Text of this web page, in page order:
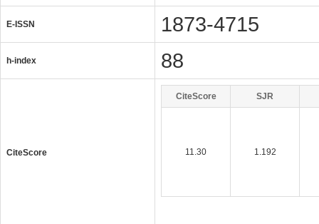
E-ISSN 1873-4715
h-index 88
CiteScore
CiteScore SJR
11.30 1.192